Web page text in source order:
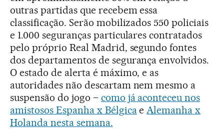
outras partidas que recebem essa
classificação. Serão mobilizados 550 policiais
e 1.000 seguranças particulares contratados
pelo próprio Real Madrid, segundo fontes
dos departamentos de segurança envolvidos.
O estado de alerta é máximo, e as
autoridades não descartam nem mesmo a
suspensão do jogo – como já aconteceu nos
amistosos Espanha x BélgicaeAlemanha x
Holanda nesta semana.